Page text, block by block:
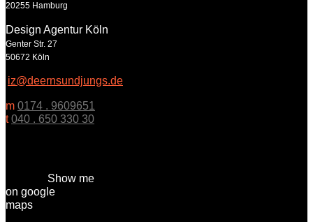
20255 Hamburg
Design Agentur Köln
Genter Str. 27
50672 Köln
iz@deernsundjungs.de
m 0174 . 9609651
t 040 . 650 330 30
Show me
on google
maps